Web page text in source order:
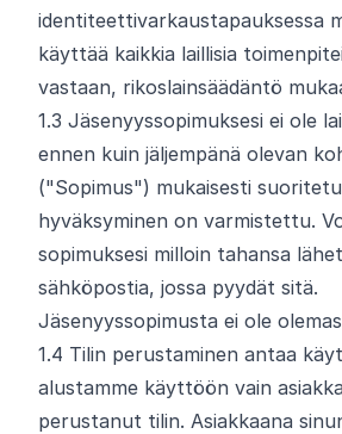
identiteettivarkaustapauksessa
käyttää kaikkia laillisia
vastaan, rikoslainsäädäntö
1.3 Jäsenyyssopimuksesi ei ole
ennen kuin jäljempänä olevan
("Sopimus") mukaisesti
hyväksyminen on varmistettu.
sopimuksesi milloin tahansa
sähköpostia, jossa pyydät sitä.
Jäsenyyssopimusta ei ole
1.4 Tilin perustaminen antaa
alustamme käyttöön vain
perustanut tilin. Asiakkaana